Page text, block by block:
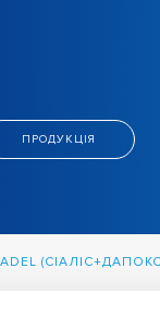
ПРОДУКЦІЯ